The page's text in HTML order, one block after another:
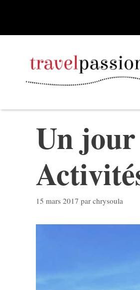
contenu
Un
15 mars 2017 par chrysoula